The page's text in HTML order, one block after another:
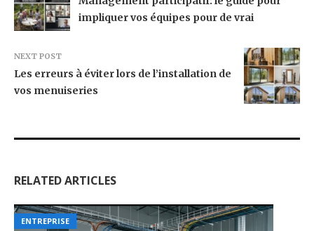
impliquer vos équipes pour de vrai
NEXT POST
Les erreurs à éviter lors de l’installation de
vos menuiseries
RELATED ARTICLES
ENTREPRISE